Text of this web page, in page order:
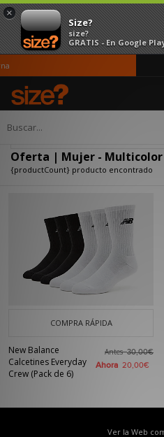
×
Size?
size?
GRATIS - En Google
Página principal
Oferta | Mujer - Multicolor
{productCount} producto encontrado
COMPRA RÁPIDA
New Balance
Calcetines Everyday
Crew (Pack de 6)
Antes30,00€
Ahora 20,00€
Ver la Web